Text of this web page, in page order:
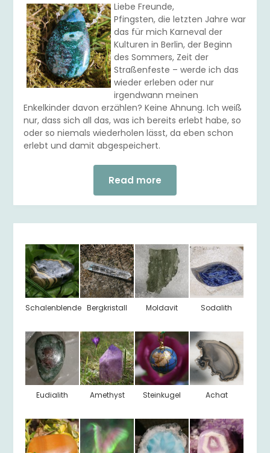
Liebe Freunde,
Pfingsten, die letzten Jahre war
das für mich Karneval der
Kulturen in Berlin, der Beginn
des Sommers, Zeit der
Straßenfeste – werde ich das
wieder erleben oder nur
irgendwann meinen
Enkelkinder davon erzählen? Keine Ahnung. Ich weiß
nur, dass sich all das, was ich bereits erlebt habe, so
oder so niemals wiederholen lässt, da eben schon
erlebt und damit abgespeichert.
Read more
Schalenblende Bergkristall Moldavit Sodalith
Eudialith Amethyst Steinkugel Achat